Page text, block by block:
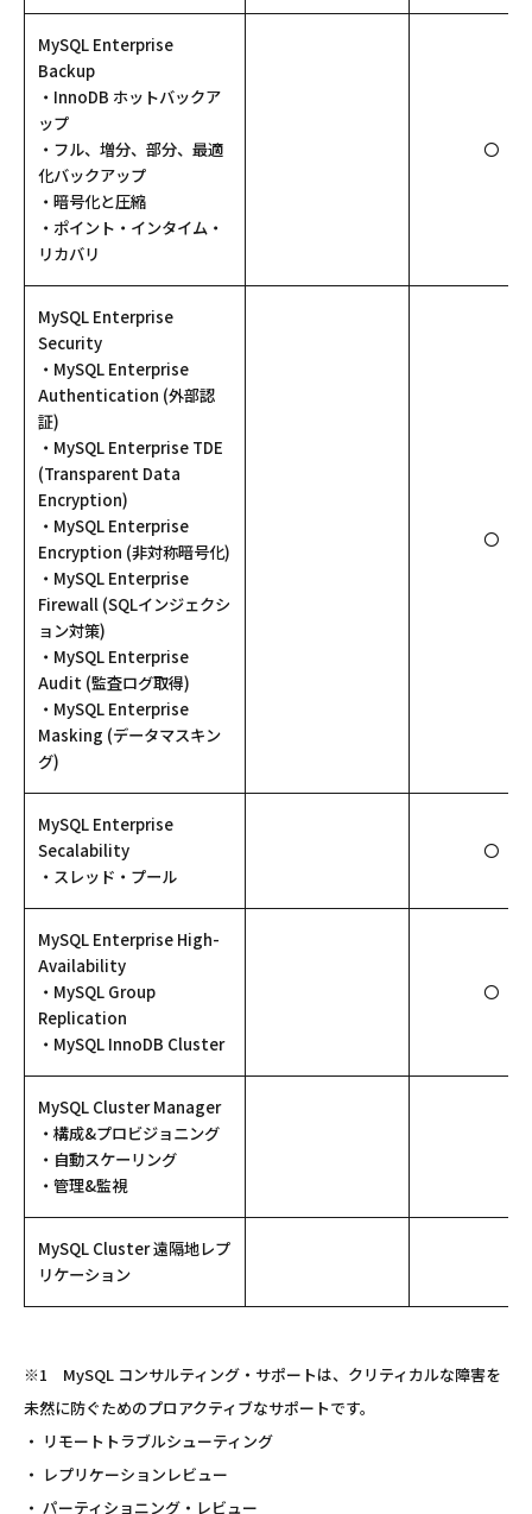
MySQL Enterprise
Backup
・InnoDB ホットバックア
ップ
・フル、増分、部分、最適
化バックアップ
・暗号化と圧縮
・ポイント・インタイム・
リカバリ
〇
MySQL Enterprise
Security
・MySQL Enterprise
Authentication (外部認
証)
・MySQL Enterprise TDE
(Transparent Data
Encryption)
・MySQL Enterprise
Encryption (非対称暗号化)
・MySQL Enterprise
Firewall (SQLインジェクシ
ョン対策)
・MySQL Enterprise
Audit (監査ログ取得)
・MySQL Enterprise
Masking (データマスキン
グ)
〇
MySQL Enterprise
Secalability
・スレッド・プール
〇
MySQL Enterprise High-
Availability
・MySQL Group
Replication
・MySQL InnoDB Cluster
〇
MySQL Cluster Manager
・構成&プロビジョニング
・自動スケーリング
・管理&監視
MySQL Cluster 遠隔地レプ
リケーション
※1 MySQL コンサルティング・サポートは、クリティカルな障害を
未然に防ぐためのプロアクティブなサポートです。
・ リモートトラブルシューティング
・ レプリケーションレビュー
・ パーティショニング・レビュー